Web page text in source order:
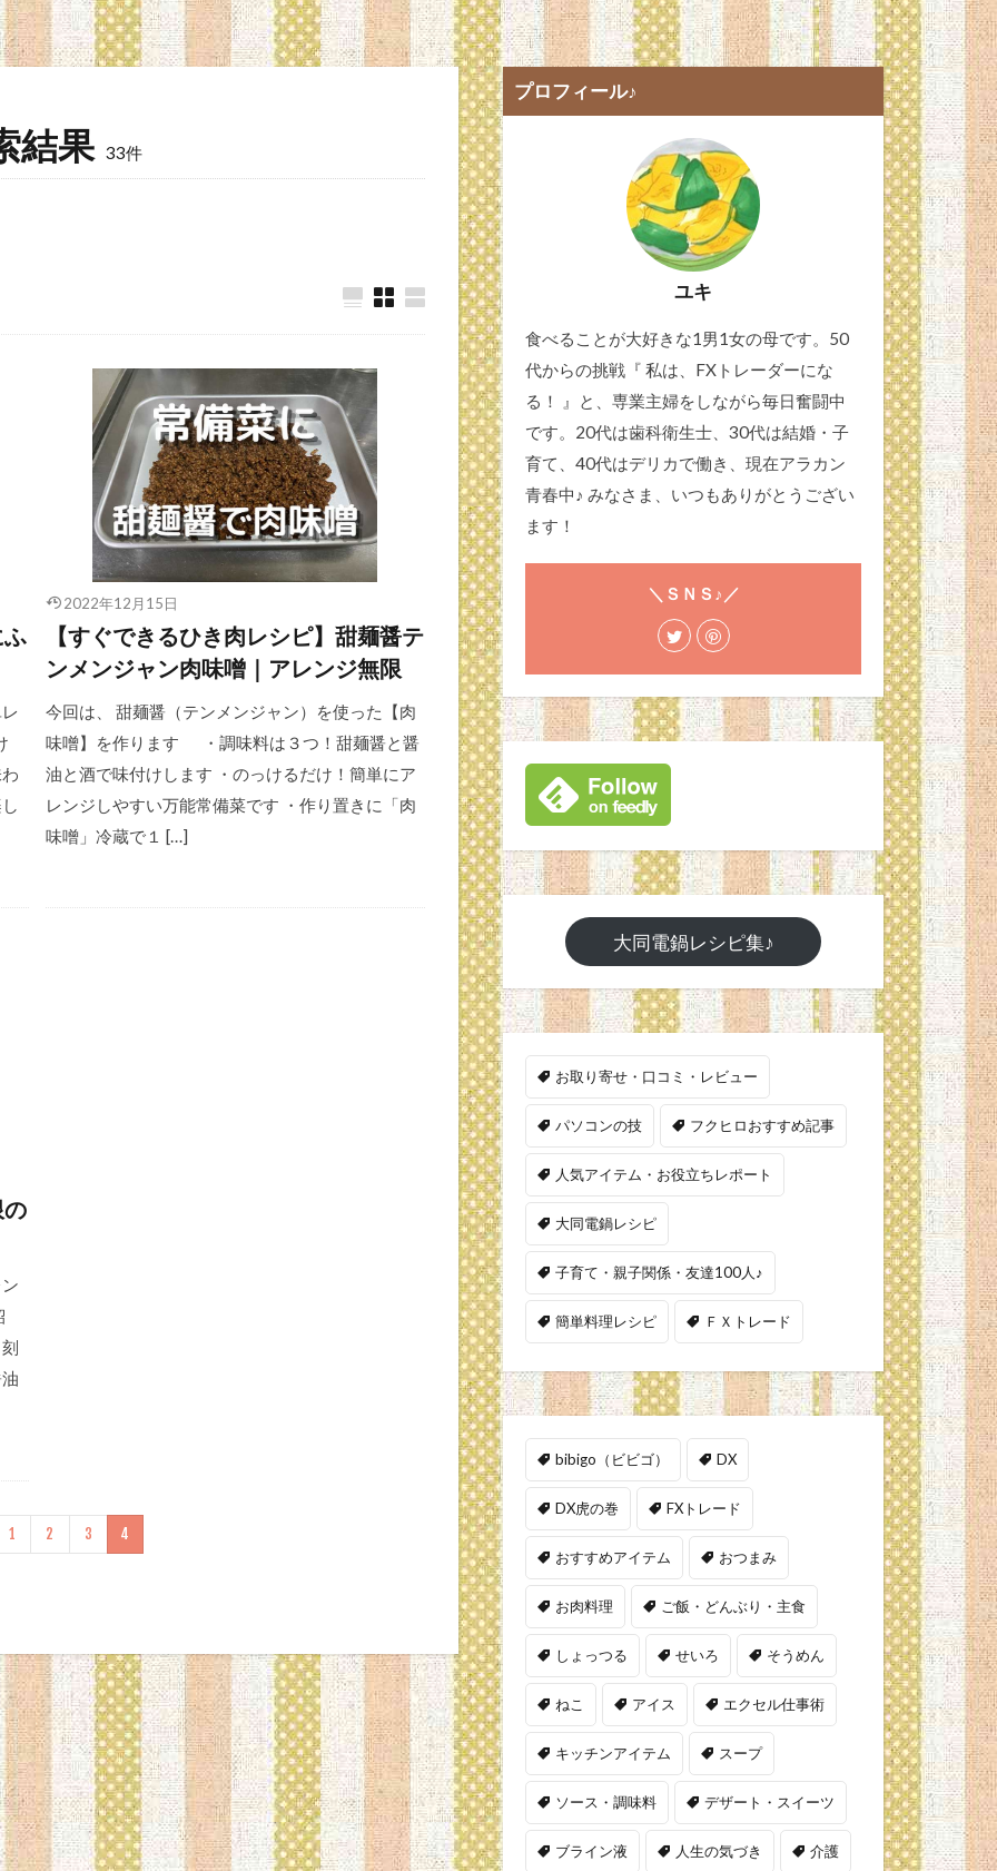
結果 33件
2022年12月15日
【すぐできるひき肉レシピ】甜麺醤テ
ンメンジャン肉味噌｜アレンジ無限
今回は、 甜麺醤（テンメンジャン）を使った【肉
味噌】を作ります ・調味料は３つ！甜麺醤と醤
油と酒で味付けします ・のっけるだけ！簡単にア
レンジしやすい万能常備菜です ・作り置きに「肉
味噌」冷蔵で１ […]
1 2 3 4
プロフィール♪
ユキ
食べることが大好きな1男1女の母です。50
代からの挑戦『 私は、FXトレーダーにな
る！ 』と、専業主婦をしながら毎日奮闘中
です。20代は歯科衛生士、30代は結婚・子
育て、40代はデリカで働き、現在アラカン
青春中♪ みなさま、いつもありがとうござい
ます！
＼ＳＮＳ♪／
大同電鍋レシピ集♪
お取り寄せ・口コミ・レビュー
パソコンの技 フクヒロおすすめ記事
人気アイテム・お役立ちレポート
大同電鍋レシピ
子育て・親子関係・友達100人♪
簡単料理レシピ ＦＸトレード
bibigo（ビビゴ） DX
DX虎の巻 FXトレード
おすすめアイテム おつまみ
お肉料理 ご飯・どんぶり・主食
しょっつる せいろ そうめん
ねこ アイス エクセル仕事術
キッチンアイテム スープ
ソース・調味料 デザート・スイーツ
ブライン液 人生の気づき 介護